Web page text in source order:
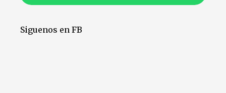
Siguenos en FB